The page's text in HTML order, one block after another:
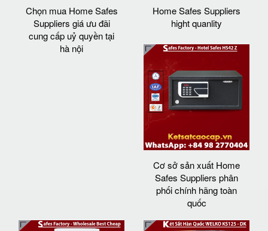
Chọn mua Home Safes
Suppliers giá ưu đãi
cung cấp uỷ quyền tại
hà nội
Home Safes Suppliers
hight quanlity
Cơ sở sản xuất Home
Safes Suppliers phân
phối chính hãng toàn
quốc